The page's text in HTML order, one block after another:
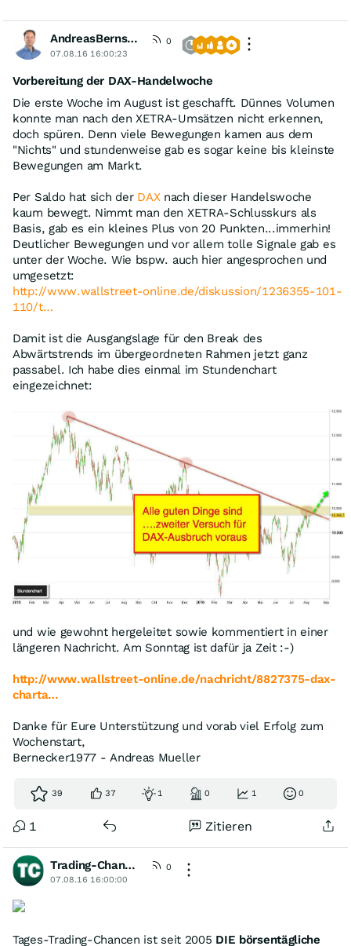
AndreasBernstein [VIP]
0
07.08.16 16:00:23
Vorbereitung der DAX-Handelwoche
Die erste Woche im August ist geschafft. Dünnes Volumen
konnte man nach den XETRA-Umsätzen nicht erkennen,
doch spüren. Denn viele Bewegungen kamen aus dem
"Nichts" und stundenweise gab es sogar keine bis kleinste
Bewegungen am Markt.
Per Saldo hat sich der DAXnach dieser Handelswoche
kaum bewegt. Nimmt man den XETRA-Schlusskurs als
Basis, gab es ein kleines Plus von 20 Punkten...immerhin!
Deutlicher Bewegungen und vor allem tolle Signale gab es
unter der Woche. Wie bspw. auch hier angesprochen und
umgesetzt:
http://www.wallstreet-online.de/diskussion/1236355-101-
110/t…
Damit ist die Ausgangslage für den Break des
Abwärtstrends im übergeordneten Rahmen jetzt ganz
passabel. Ich habe dies einmal im Stundenchart
eingezeichnet:
und wie gewohnt hergeleitet sowie kommentiert in einer
längeren Nachricht. Am Sonntag ist dafür ja Zeit :-)
http://www.wallstreet-online.de/nachricht/8827375-dax-
charta…
Danke für Eure Unterstützung und vorab viel Erfolg zum
Wochenstart,
Bernecker1977 - Andreas Mueller
39 37 1 0 1 0
1 Zitieren
Trading-Chancen [wO]
0
07.08.16 16:00:00
Tages-Trading-Chancen ist seit 2005 DIE börsentägliche